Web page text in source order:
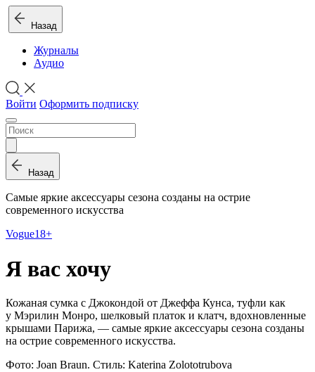
Назад
Журналы
Аудио
Войти Оформить подписку
Назад
Самые яркие аксессуары сезона созданы на острие
современного искусства
Vogue18+
Я вас хочу
Кожаная сумка с Джокондой от Джеффа Кунса, туфли как
у Мэрилин Монро, шелковый платок и клатч, вдохновленные
крышами Парижа, — самые яркие аксессуары сезона созданы
на острие современного искусства.
Фото: Joan Braun. Стиль: Katerina Zolototrubova